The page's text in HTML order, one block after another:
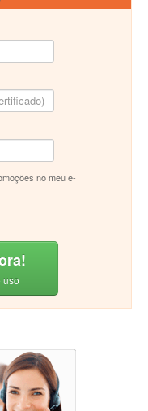
no meu e-
uso